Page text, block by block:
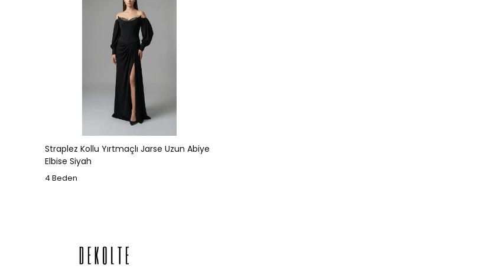
Straplez Kollu Yırtmaçlı Jarse Uzun Abiye
Elbise Siyah
4 Beden